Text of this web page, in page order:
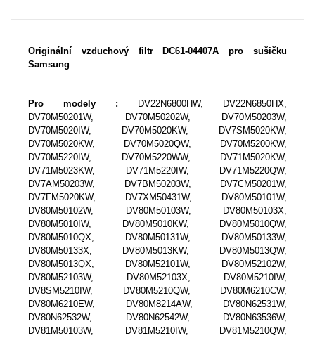
Originální vzduchový filtr DC61-04407A pro sušičku
Samsung
Pro modely :
DV22N6800HW, DV22N6850HX,
DV70M50201W, DV70M50202W, DV70M50203W,
DV70M5020IW, DV70M5020KW, DV7SM5020KW,
DV70M5020KW, DV70M5020QW, DV70M5200KW,
DV70M5220IW, DV70M5220WW, DV71M5020KW,
DV71M5023KW, DV71M5220IW, DV71M5220QW,
DV7AM50203W, DV7BM50203W, DV7CM50201W,
DV7FM5020KW, DV7XM50431W, DV80M50101W,
DV80M50102W, DV80M50103W, DV80M50103X,
DV80M5010IW, DV80M5010KW, DV80M5010QW,
DV80M5010QX, DV80M50131W, DV80M50133W,
DV80M50133X, DV80M5013KW, DV80M5013QW,
DV80M5013QX, DV80M52101W, DV80M52102W,
DV80M52103W, DV80M52103X, DV80M5210IW,
DV8SM5210IW, DV80M5210QW, DV80M6210CW,
DV80M6210EW, DV80M8214AW, DV80N62531W,
DV80N62532W, DV80N62542W, DV80N63536W,
DV81M50103W, DV81M5210IW, DV81M5210QW,